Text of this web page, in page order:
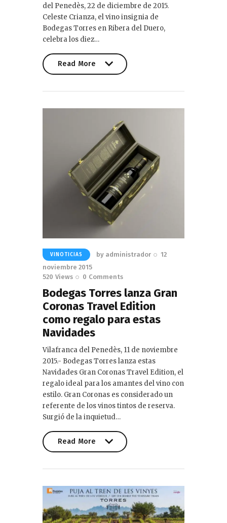
del Penedès, 22 de diciembre de 2015.
Celeste Crianza, el vino insignia de
Bodegas Torres en Ribera del Duero,
celebra los diez…
Read More
VINOTICIAS by administrador
12
noviembre 2015
520 Views 0 Comments
Bodegas Torres lanza Gran
Coronas Travel Edition
como regalo para estas
Navidades
Vilafranca del Penedès, 11 de noviembre
2015.- Bodegas Torres lanza estas
Navidades Gran Coronas Travel Edition, el
regalo ideal para los amantes del vino con
estilo. Gran Coronas es considerado un
referente de los vinos tintos de reserva.
Surgió de la inquietud…
Read More